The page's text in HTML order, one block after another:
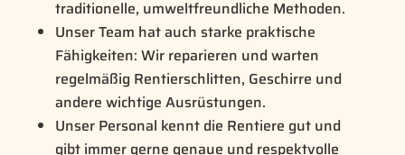
traditionelle, umweltfreundliche Methoden.
Unser Team hat auch starke praktische
Fähigkeiten: Wir reparieren und warten
regelmäßig Rentierschlitten, Geschirre und
andere wichtige Ausrüstungen.
Unser Personal kennt die Rentiere gut und
gibt immer gerne genaue und respektvolle